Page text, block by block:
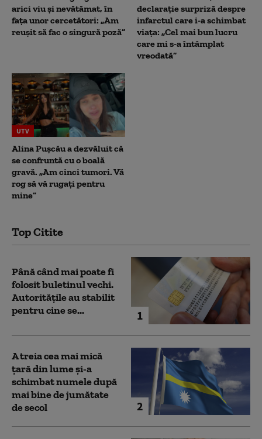
arici viu și nevătămat, în
fața unor cercetători: „Am
reușit să fac o singură poză”
declarație surpriză despre
infarctul care i-a schimbat
viața: „Cel mai bun lucru
care mi s-a întâmplat
vreodată”
UTV
Alina Pușcău a dezvăluit că
se confruntă cu o boală
gravă. „Am cinci tumori. Vă
rog să vă rugați pentru
mine”
Top Citite
1
Până când mai poate fi
folosit buletinul vechi.
Autoritățile au stabilit
pentru cine se...
2
A treia cea mai mică
țară din lume și-a
schimbat numele după
mai bine de jumătate
de secol